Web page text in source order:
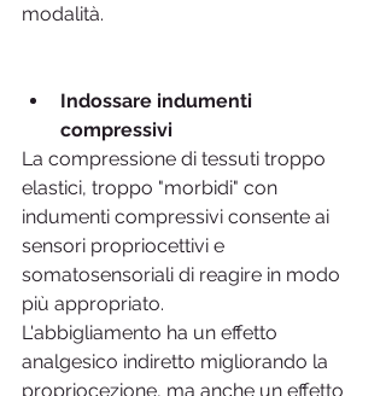
modalità.
Indossare indumenti
compressivi
La compressione di tessuti troppo
elastici, troppo "morbidi" con
indumenti compressivi consente ai
sensori propriocettivi e
somatosensoriali di reagire in modo
più appropriato.
L'abbigliamento ha un effetto
analgesico indiretto migliorando la
propriocezione, ma anche un effetto